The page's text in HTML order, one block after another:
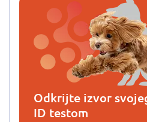
Odkrijte izvor
ID testom